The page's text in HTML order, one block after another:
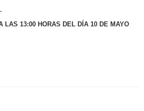
LAS 13:00 HORAS DEL DÍA 10 DE MAYO